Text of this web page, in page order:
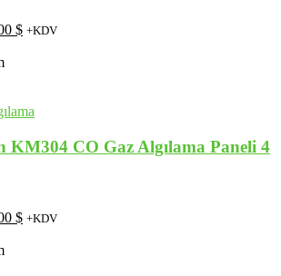
$.
$Şu
+KDV
KM304 CO Gaz Algılama Paneli 4
$.
$Şu
+KDV